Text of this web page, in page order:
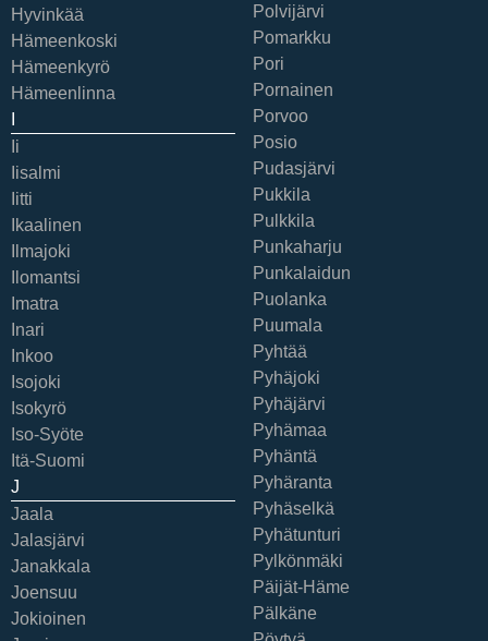
Hyvinkää
Hämeenkoski
Hämeenkyrö
Hämeenlinna
Ii
Iisalmi
Iitti
Ikaalinen
Ilmajoki
Ilomantsi
Imatra
Inari
Inkoo
Isojoki
Isokyrö
Iso-Syöte
Itä-Suomi
J
Jaala
Jalasjärvi
Janakkala
Joensuu
Jokioinen
Polvijärvi
Pomarkku
Pori
Pornainen
Porvoo
Posio
Pudasjärvi
Pukkila
Pulkkila
Punkaharju
Punkalaidun
Puolanka
Puumala
Pyhtää
Pyhäjoki
Pyhäjärvi
Pyhämaa
Pyhäntä
Pyhäranta
Pyhäselkä
Pyhätunturi
Pylkönmäki
Päijät-Häme
Pälkäne